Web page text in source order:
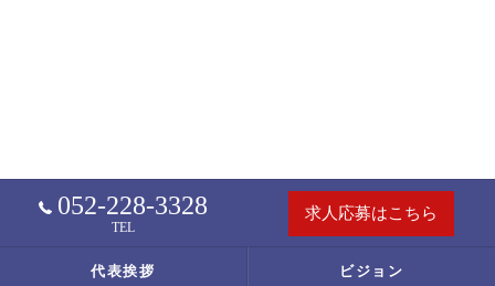
052-228-3328
TEL
求人応募はこちら
代表挨拶 ビジョン